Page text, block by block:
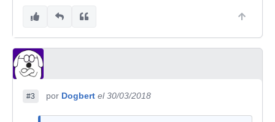
#3 por Dogbert el 30/03/2018